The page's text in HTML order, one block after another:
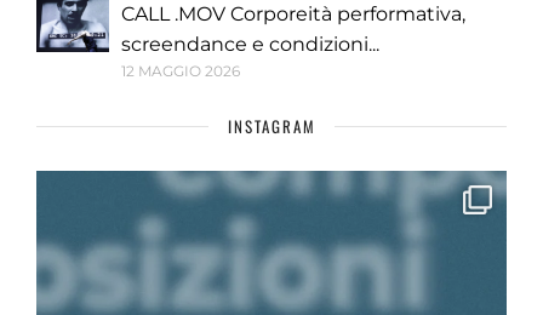
CALL .MOV Corporeità performativa,
screendance e condizioni...
12 MAGGIO 2026
INSTAGRAM